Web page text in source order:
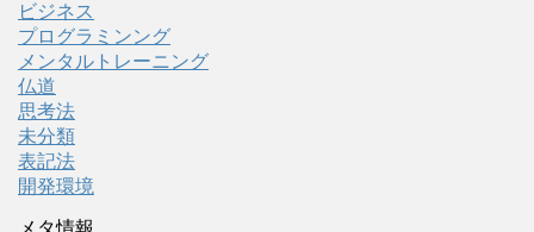
ビジネス
プログラミンング
メンタルトレーニング
仏道
思考法
未分類
表記法
開発環境